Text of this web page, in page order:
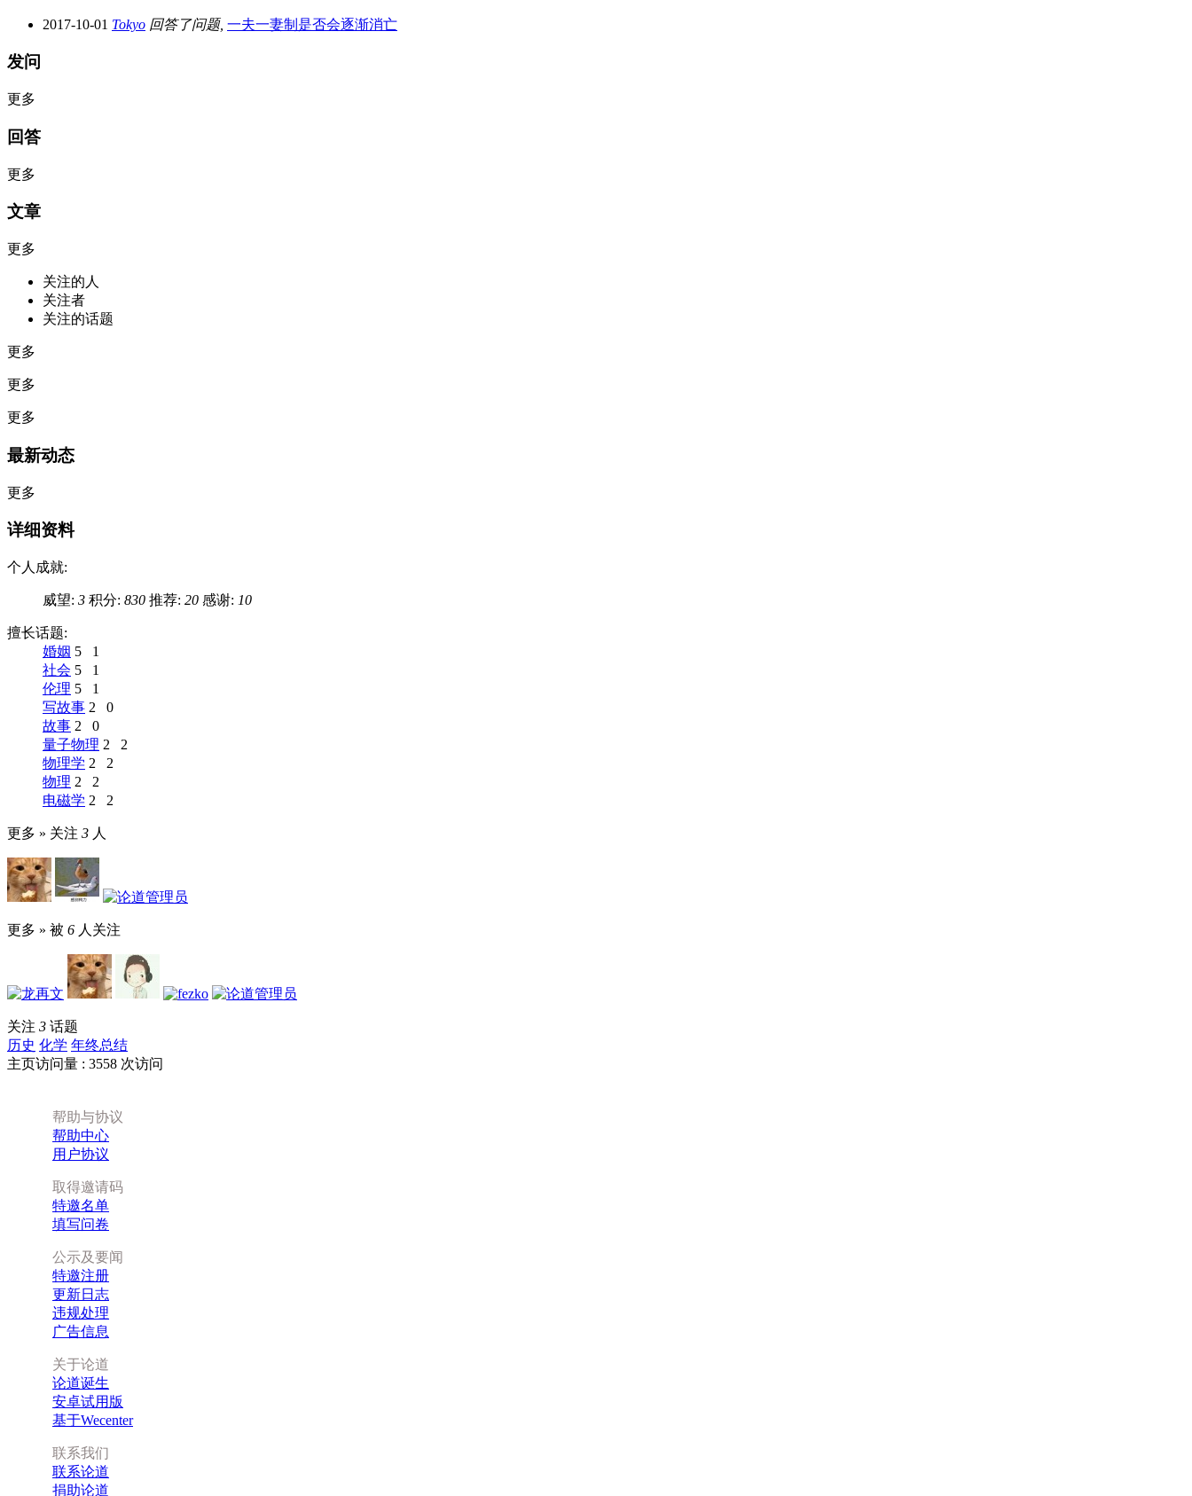
2017-10-01 Tokyo 回答了问题, 一夫一妻制是否会逐渐消亡
发问
更多
回答
更多
文章
更多
关注的人
关注者
关注的话题
更多
更多
更多
最新动态
更多
详细资料
个人成就:
威望: 3 积分: 830 推荐: 20 感谢: 10
擅长话题:
婚姻 5 1
社会 5 1
伦理 5 1
写故事 2 0
故事 2 0
量子物理 2 2
物理学 2 2
物理 2 2
电磁学 2 2
更多 » 关注 3 人
更多 » 被 6 人关注
关注 3 话题
历史 化学 年终总结
主页访问量 : 3558 次访问
帮助与协议
帮助中心
用户协议
取得邀请码
特邀名单
填写问卷
公示及要闻
特邀注册
更新日志
违规处理
广告信息
关于论道
论道诞生
安卓试用版
基于Wecenter
联系我们
联系论道
捐助论道